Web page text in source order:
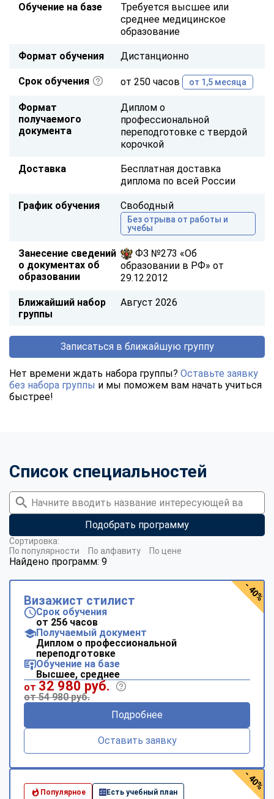
Обучение на базе
Требуется высшее или
среднее медицинское
образование
Формат обучения Дистанционно
Срок обучения от 250 часов от 1,5 месяца
Формат
получаемого
документа
Диплом о
профессиональной
переподготовке с твердой
корочкой
Доставка
Бесплатная доставка
диплома по всей России
График обучения Свободный
Без отрыва от работы и
учебы
Занесение сведений
о документах об
образовании
ФЗ №273 «Об
образовании в РФ» от
29.12.2012
Ближайший набор
группы
Август 2026
Записаться в ближайшую группу
Нет времени ждать набора группы? Оставьте заявку
без набора группы и мы поможем вам начать учиться
быстрее!
Список специальностей
Подобрать программу
Найдено программ: 9
Сортировка:
По популярности
По алфавиту По цене
Визажист стилист
Срок обучения
от 256 часов
Получаемый документ
Диплом о профессиональной
переподготовке
Обучение на базе
Высшее, среднее
от 32 980 руб.
от 54 980 руб.
Подробнее
Оставить заявку
- 40%
Популярное Есть учебный план
- 40%